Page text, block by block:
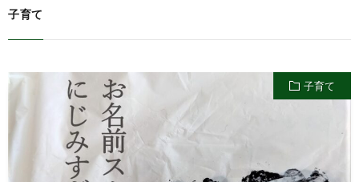
子育て
子育て